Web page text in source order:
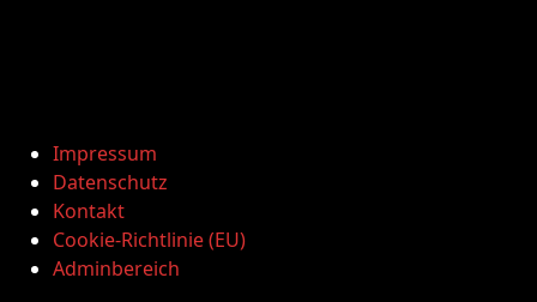
Impressum
Datenschutz
Kontakt
Cookie-Richtlinie (EU)
Adminbereich